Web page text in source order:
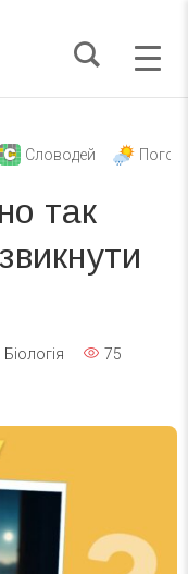
Словодей
так
Біологія 75